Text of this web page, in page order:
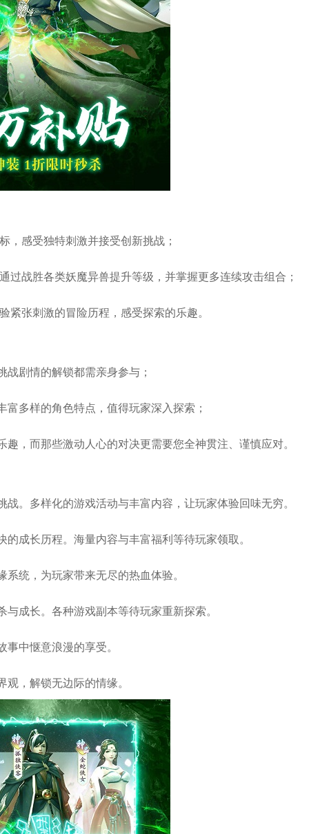
，感受独特刺激并接受创新挑战；
过战胜各类妖魔异兽提升等级，并掌握更多连续攻击组合；
紧张刺激的冒险历程，感受探索的乐趣。
剧情的解锁都需亲身参与；
多样的角色特点，值得玩家深入探索；
，而那些激动人心的对决更需要您全神贯注、谨慎应对。
。多样化的游戏活动与丰富内容，让玩家体验回味无穷。
成长历程。海量内容与丰富福利等待玩家领取。
统，为玩家带来无尽的热血体验。
成长。各种游戏副本等待玩家重新探索。
中惬意浪漫的享受。
，解锁无边际的情缘。